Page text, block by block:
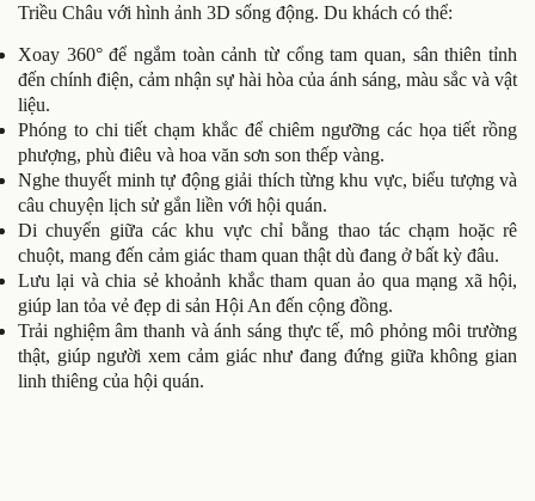
Triều Châu với hình ảnh 3D sống động. Du khách có thể:
Xoay 360° để ngắm toàn cảnh từ cổng tam quan, sân thiên tỉnh
đến chính điện, cảm nhận sự hài hòa của ánh sáng, màu sắc và vật
liệu.
Phóng to chi tiết chạm khắc để chiêm ngưỡng các họa tiết rồng
phượng, phù điêu và hoa văn sơn son thếp vàng.
Nghe thuyết minh tự động giải thích từng khu vực, biểu tượng và
câu chuyện lịch sử gắn liền với hội quán.
Di chuyển giữa các khu vực chỉ bằng thao tác chạm hoặc rê
chuột, mang đến cảm giác tham quan thật dù đang ở bất kỳ đâu.
Lưu lại và chia sẻ khoảnh khắc tham quan ảo qua mạng xã hội,
giúp lan tỏa vẻ đẹp di sản Hội An đến cộng đồng.
Trải nghiệm âm thanh và ánh sáng thực tế, mô phỏng môi trường
thật, giúp người xem cảm giác như đang đứng giữa không gian
linh thiêng của hội quán.